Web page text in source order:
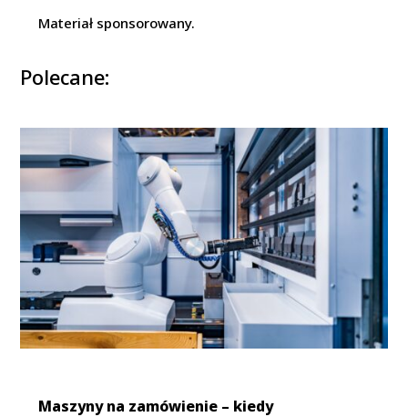
Materiał sponsorowany.
Polecane:
Maszyny na zamówienie – kiedy